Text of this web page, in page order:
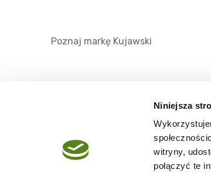
Niniejsza
witryny,
połączyć te
Poznaj markę Kujawski
Regulamin